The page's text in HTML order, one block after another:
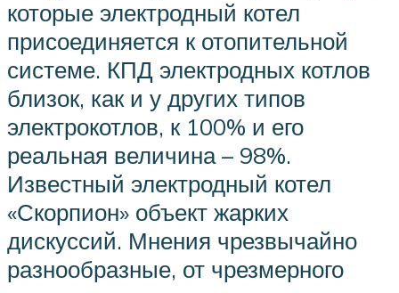
которые электродный котел
присоединяется к отопительной
системе. КПД электродных котлов
близок, как и у других типов
электрокотлов, к 100% и его
реальная величина – 98%.
Известный электродный котел
«Скорпион» объект жарких
дискуссий. Мнения чрезвычайно
разнообразные, от чрезмерного